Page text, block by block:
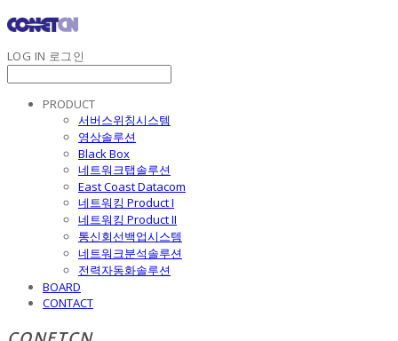
LOG IN 로그인
PRODUCT
서버스위칭시스템
영상솔루션
Black Box
네트워크탭솔루션
East Coast Datacom
네트워킹 Product I
네트워킹 Product II
통신회선백업시스템
네트워크분석솔루션
전력자동화솔루션
BOARD
CONTACT